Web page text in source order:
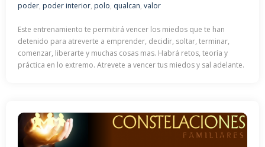
poder, poder interior, polo, qualcan, valor
Este entrenamiento te permitirá vencer los miedos que te han
detenido para atreverte a emprender, decidir, soltar, terminar,
comenzar, liberarte y muchas cosas mas. Habrá retos, teoría y
práctica en lo extremo. Atrevete a vencer tus miedos y sal adelante.